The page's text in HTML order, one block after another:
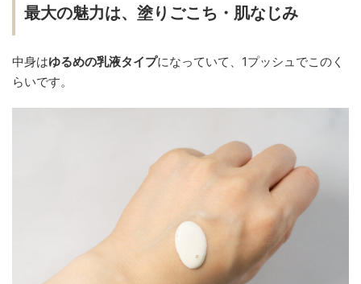
最大の魅力は、塗りごこち・肌なじみ
中身はゆるめの乳液タイプになっていて、1プッシュでこのく
らいです。